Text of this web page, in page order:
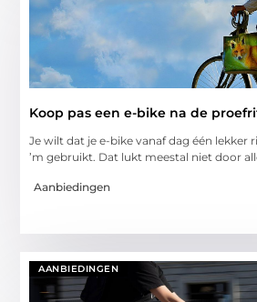
Koop pas een e-bike na de
Je wilt dat je e-bike vanaf dag één lekker
’m gebruikt. Dat lukt meestal niet door
Aanbiedingen
AANBIEDINGEN